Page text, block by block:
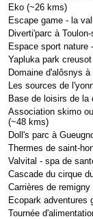
Eko (~26 kms)
Escape game - la
Diverti'parc à
Espace sport nature
Yapluka park
Domaine d'alôsnys
Les sources de
Base de loisirs de la
Association skimo
(~48 kms)
Doll's parc à
Thermes de saint-
Valvital - spa de
Cascade du cirque
Carrières de
Ecopark adventures
Tournée